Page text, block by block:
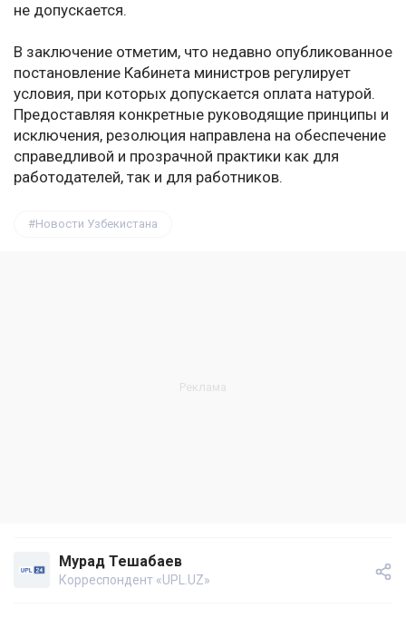
не допускается.
В заключение отметим, что недавно опубликованное
постановление Кабинета министров регулирует
условия, при которых допускается оплата натурой.
Предоставляя конкретные руководящие принципы и
исключения, резолюция направлена на обеспечение
справедливой и прозрачной практики как для
работодателей, так и для работников.
Новости Узбекистана
Мурад Тешабаев
Корреспондент «UPL.UZ»